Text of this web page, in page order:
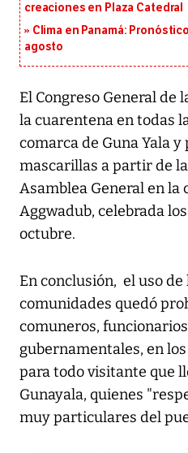
creaciones en Plaza Catedral
Clima en Panamá:
agosto
El Congreso General de
la cuarentena en todas
comarca de Guna Yala
mascarillas a partir de
Asamblea General en la
Aggwadub, celebrada
octubre.
En conclusión, el uso
comunidades quedó
comuneros,
gubernamentales, en
para todo visitante que
Gunayala, quienes
muy particulares del